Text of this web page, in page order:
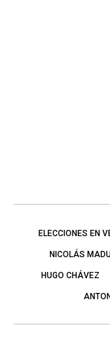
ELECCIONES EN
NICOLÁS
HUGO CHÁVEZ